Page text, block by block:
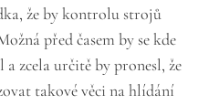
že by kontrolu strojů
před časem by se kde
zcela určitě by pronesl, že
takové věci na hlídání